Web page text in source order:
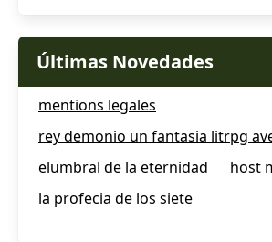
Últimas Novedades
mentions legales
rey demonio un fantasia litrpg
elumbral de la eternidad
host
la profecia de los siete